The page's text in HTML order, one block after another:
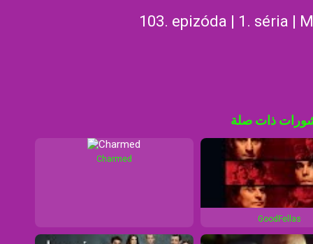
103. epizóda | 1. séria |
ذات صلة
Charmed
GoodFellas